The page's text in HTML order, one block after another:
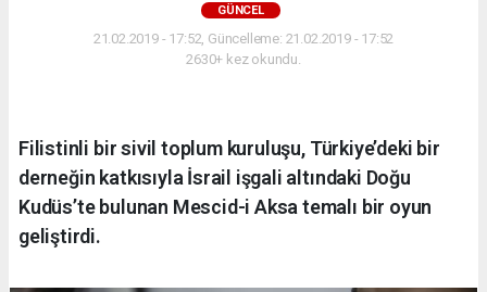
GÜNCEL
21.02.2019 - 17:52, Güncelleme: 21.02.2019 - 17:52
2630+ kez okundu.
Filistinli bir sivil toplum kuruluşu, Türkiye’deki bir
derneğin katkısıyla İsrail işgali altındaki Doğu
Kudüs’te bulunan Mescid-i Aksa temalı bir oyun
geliştirdi.